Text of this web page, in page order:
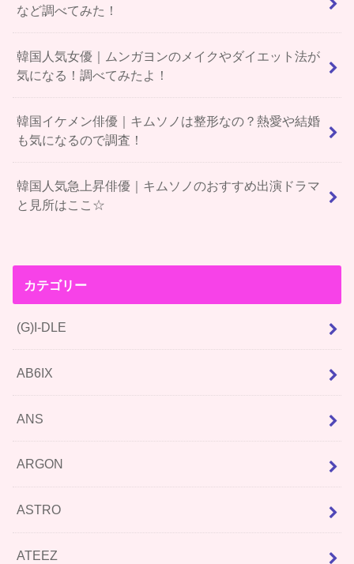
など調べてみた！
韓国人気女優｜ムンガヨンのメイクやダイエット法が
気になる！調べてみたよ！
韓国イケメン俳優｜キムソノは整形なの？熱愛や結婚
も気になるので調査！
韓国人気急上昇俳優｜キムソノのおすすめ出演ドラマ
と見所はここ☆
カテゴリー
(G)I-DLE
AB6IX
ANS
ARGON
ASTRO
ATEEZ